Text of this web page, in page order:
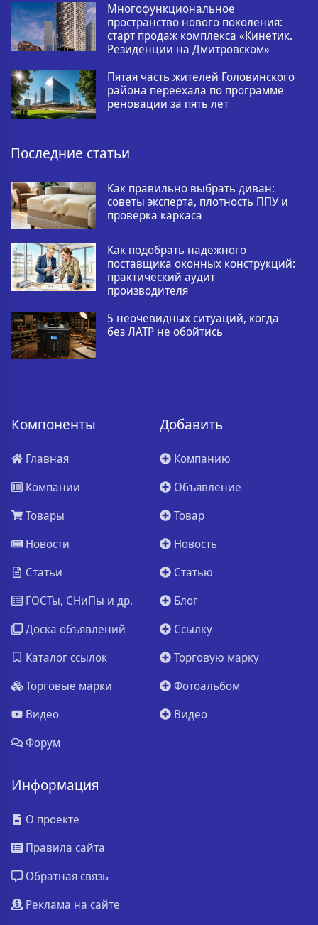
Многофункциональное
пространство нового поколения:
старт продаж комплекса «Кинетик.
Резиденции на Дмитровском»
Пятая часть жителей Головинского
района переехала по программе
реновации за пять лет
Последние статьи
Как правильно выбрать диван:
советы эксперта, плотность ППУ и
проверка каркаса
Как подобрать надежного
поставщика оконных конструкций:
практический аудит
производителя
5 неочевидных ситуаций, когда
без ЛАТР не обойтись
Компоненты
Главная
Компании
Товары
Новости
Статьи
ГОСТы, СНиПы и др.
Доска объявлений
Каталог ссылок
Торговые марки
Видео
Форум
Добавить
Компанию
Объявление
Товар
Новость
Статью
Блог
Ссылку
Торговую марку
Фотоальбом
Видео
Информация
О проекте
Правила сайта
Обратная связь
Реклама на сайте